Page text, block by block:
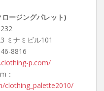
ージングパレット)
ミナミビル101
8816
p.com/
：
clothing_palette2010/